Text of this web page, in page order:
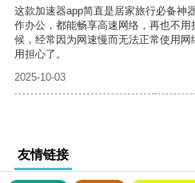
这款加速器app简直是居家旅行必备神
作办公，都能畅享高速网络，再也不
候，经常因为网速慢而无法正常使用
用担心了。
2025-10-03
友情链接